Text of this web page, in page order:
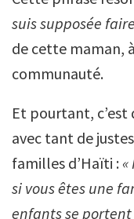
suis supposée
de cette maman,
communauté.
Et pourtant,
avec tant de
familles d’Haïti :
si vous êtes une
enfants se